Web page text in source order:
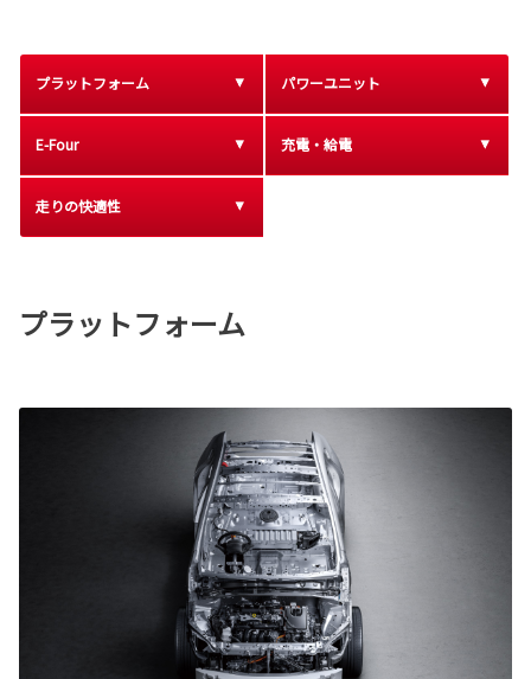
プラットフォーム パワーユニット
E-Four 充電・給電
走りの快適性
プラットフォーム